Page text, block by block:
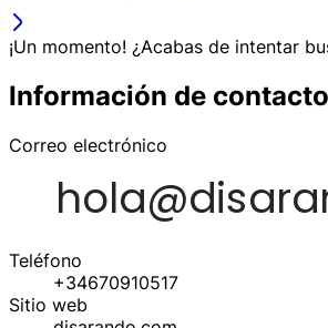
¡Un momento! ¿Acabas de intentar
Información de contacto
Correo electrónico
Teléfono
+34670910517
Sitio web